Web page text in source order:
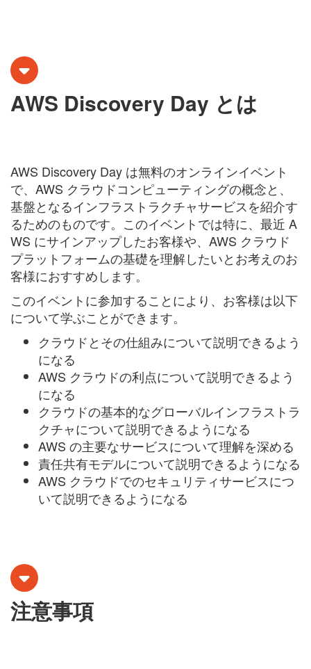
AWS Discovery Day とは
AWS Discovery Day は無料のオンラインイベント
で、AWS クラウドコンピューティングの概念と、
基盤となるインフラストラクチャサービスを紹介す
るためのものです。このイベントでは特に、最近 A
WS にサインアップしたお客様や、 AWS クラウド
プラットフォームの基礎を理解したいとお考えのお
客様におすすめします。
このイベントに参加することにより、お客様は以下
について学ぶことができます。
クラウドとその仕組みについて説明できるよう
になる
AWS クラウドの利点について説明できるよう
になる
クラウドの基本的なグローバルインフラストラ
クチャについて説明できるようになる
AWS の主要なサービスについて理解を深める
責任共有モデルについて説明できるようになる
AWS クラウドでのセキュリティサービスにつ
いて説明できるようになる
注意事項